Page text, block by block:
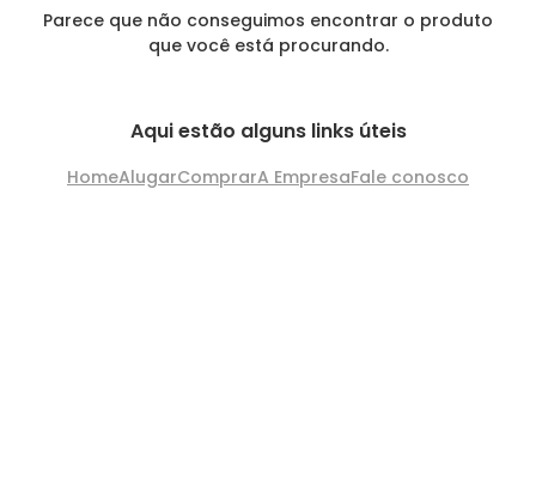
Parece que não conseguimos encontrar o produto
que você está procurando.
Aqui estão alguns links úteis
HomeAlugarComprarA EmpresaFale conosco